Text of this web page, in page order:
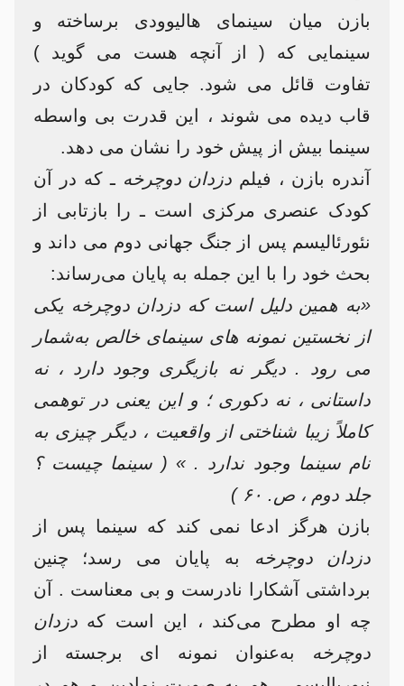
بازن میان سینمای هالیوودی برساخته و
سینمایی که ( از آنچه هست می‌ گوید )
تفاوت قائل می‌ شود. جایی که کودکان در
قاب دیده می‌ شوند ، این قدرت بی واسطه
سینما بیش از پیش خود را نشان می دهد.
آندره بازن ، فیلم دزدان دوچرخه ـ که در آن
کودک عنصری مرکزی است ـ را بازتابی از
نئورئالیسم پس از جنگ جهانی دوم می‌ داند و
بحث خود را با این جمله به پایان می‌رساند:
«به همین دلیل است که دزدان دوچرخه یکی
از نخستین نمونه های سینمای خالص به‌شمار
می‌ رود . دیگر نه بازیگری وجود دارد ، نه
داستانی ، نه دکوری ؛ و این یعنی در توهمی
کاملاً زیبا شناختی از واقعیت ، دیگر چیزی به
نام سینما وجود ندارد . » ( سینما چیست ؟
جلد دوم ، ص. ۶۰ )
بازن هرگز ادعا نمی‌ کند که سینما پس از
دزدان دوچرخه
به پایان می رسد؛ چنین
برداشتی آشکارا نادرست و بی معناست . آن
چه او مطرح می‌کند ، این است کهدزدان
دوچرخه به‌عنوان نمونه ای برجسته از